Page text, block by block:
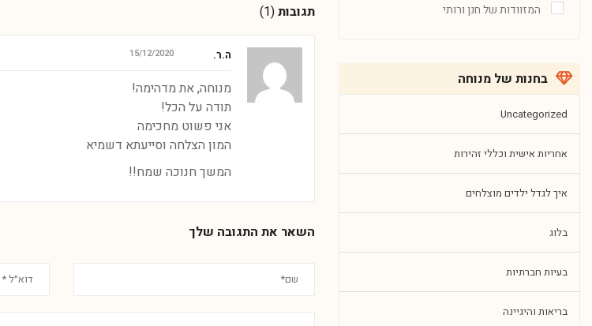
המזוודות של חנן ורותי
בחנות של מנוחה
Uncategorized
אחריות אישית וכללי זהירות
איך לגדל ילדים מוצלחים
בלוג
בעיות חברתיות
בריאות והיגיינה
תגובות(1)
ה.ר. 15/12/2020
מנוחה, את מדהימה!
תודה על הכל!
אני פשוט מחכימה
המון הצלחה וסייעתא דשמיא
המשך חנוכה שמח!!
השאר את התגובה שלך